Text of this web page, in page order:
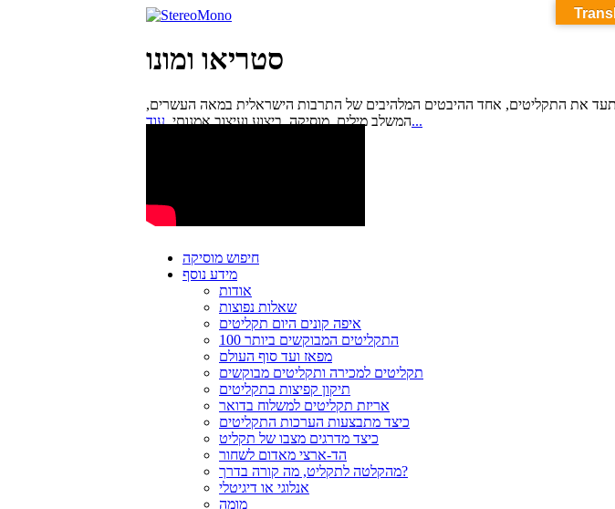
סטריאו ומונו
את התקליטים, אחד ההיבטים המלהיבים של התרבות הישראלית במאה העשרים,
המשלב מילים, מוסיקה, ביצוע ועיצוב אמנותי.עוד...
חיפוש מוסיקה
מידע נוסף
אודות
שאלות נפוצות
איפה קונים היום תקליטים
100 התקליטים המבוקשים ביותר
מפאז ועד סוף העולם
תקליטים למכירה ותקליטים מבוקשים
תיקון קפיצות בתקליטים
אריזת תקליטים למשלוח בדואר
כיצד מתבצעות הערכות התקליטים
כיצד מדרגים מצבו של תקליט
הד-ארצי מאדום לשחור
מהקלטה לתקליט, מה קורה בדרך?
אנלוגי או דיגיטלי
מומה